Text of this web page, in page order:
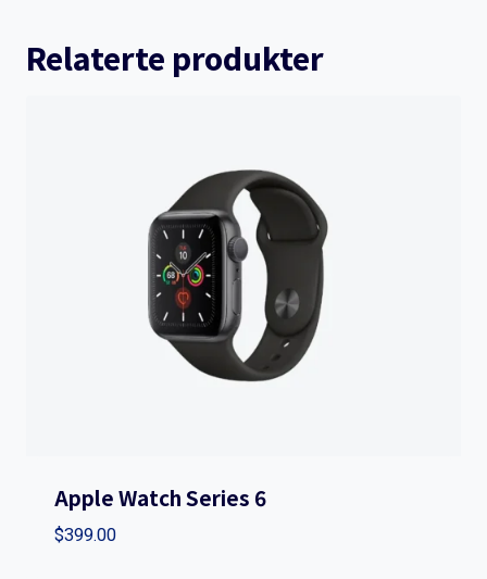
Relaterte produkter
Apple Watch Series 6
$399.00